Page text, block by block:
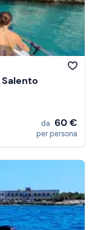
da 60 €
per persona